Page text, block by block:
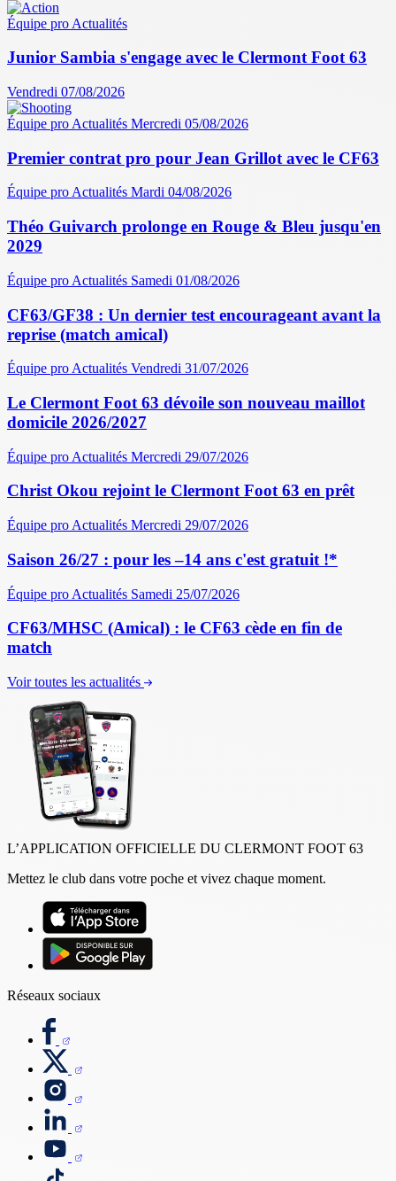
Équipe pro Actualités
Junior Sambia s'engage avec le Clermont Foot 63
Vendredi 07/08/2026
Équipe pro Actualités Mercredi 05/08/2026
Premier contrat pro pour Jean Grillot avec le CF63
Équipe proActualités Mardi 04/08/2026
Théo Guivarch prolonge en Rouge & Bleu jusqu'en
2029
Équipe pro Actualités Samedi 01/08/2026
CF63/GF38 : Un dernier test encourageant avant la
reprise (match amical)
Équipe pro Actualités Vendredi 31/07/2026
Le Clermont Foot 63 dévoile son nouveau maillot
domicile 2026/2027
Équipe pro Actualités Mercredi 29/07/2026
Christ Okou rejoint le Clermont Foot 63 en prêt
Équipe pro Actualités Mercredi 29/07/2026
Saison 26/27 : pour les –14 ans c'est gratuit !*
Équipe pro Actualités Samedi 25/07/2026
CF63/MHSC (Amical) : le CF63 cède en fin de
match
Voir toutes les actualités
L’APPLICATION OFFICIELLE DU CLERMONT FOOT 63
Mettez le club dans votre poche et vivez chaque moment.
Réseaux sociaux